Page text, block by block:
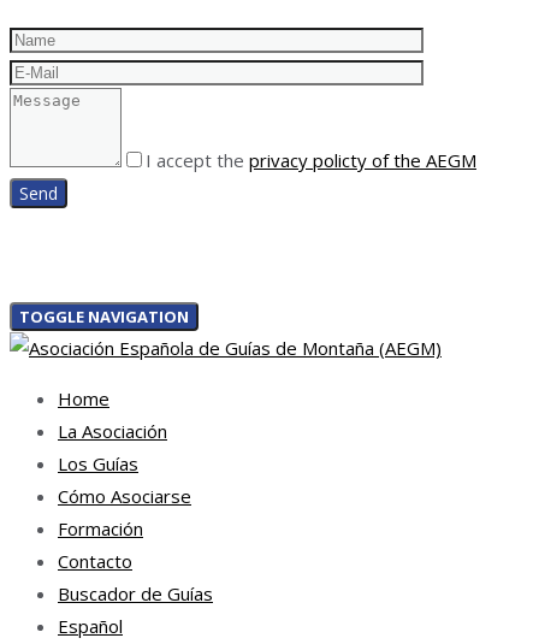
I accept the privacy policty of the AEGM
TOGGLE NAVIGATION
Home
La Asociación
Los Guías
Cómo Asociarse
Formación
Contacto
Buscador de Guías
Español